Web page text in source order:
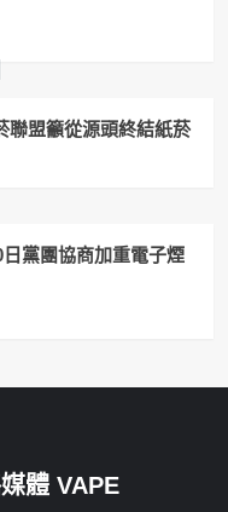
盟籲從源頭終結紙菸
黨團協商加重電子煙
體 VAPE